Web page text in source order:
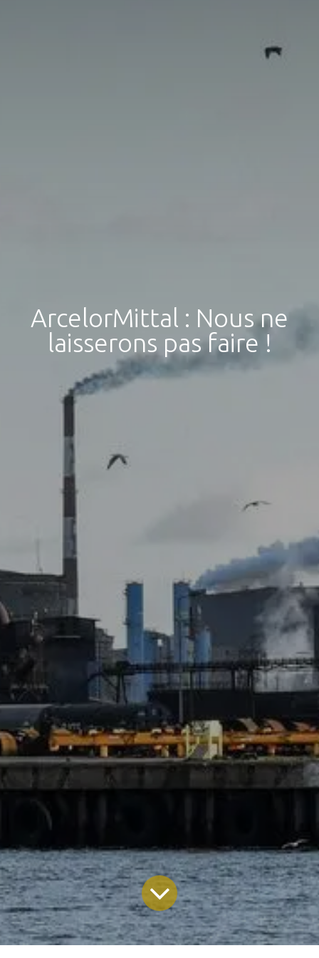
ArcelorMittal : Nous ne
laisserons pas faire !